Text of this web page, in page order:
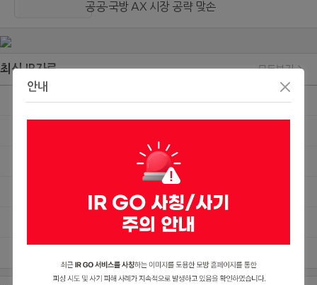
공공∙국방 AX 시장 공략 맞손
최신 IR자료 모두보기
3시간전 메쎄이상 메쎄이상, 2026년 2분기 실적 발표
LIG디펜스앤에어로스페이스
롯데에너지머티리얼즈, 신한투자증권 NDR
현대지에프홀딩스 현대지에프홀딩스, 2분기 경영실적 발표
안내